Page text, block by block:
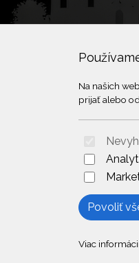
Na našich
prijať alebo
Povoliť
Viac